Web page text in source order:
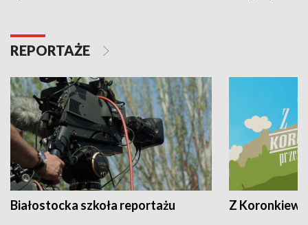
REPORTAŻE
Białostocka szkoła reportażu Z